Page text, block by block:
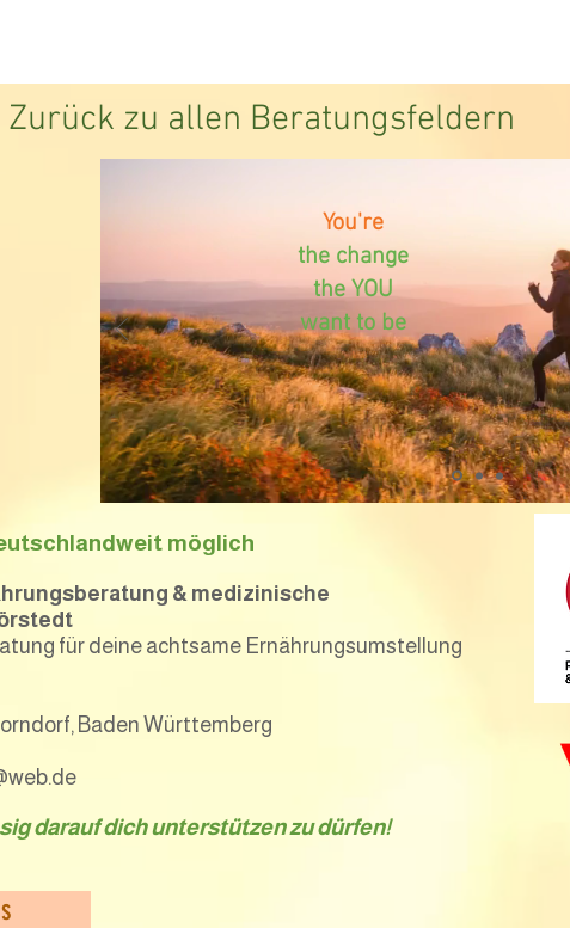
Zurück zu allen Beratungsfeldern
You're
the change
the YOU
want to be
möglich
& medizinische
für deine achtsame Ernährungsumstellung
Baden Württemberg
darauf dich unterstützen zu dürfen!